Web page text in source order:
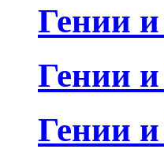
Гении
Гении
Гении